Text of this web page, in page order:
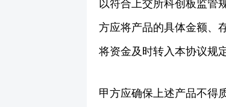
方应将产品的具体金额、
将资金及时转入本协议规
甲方应确保上述产品不得